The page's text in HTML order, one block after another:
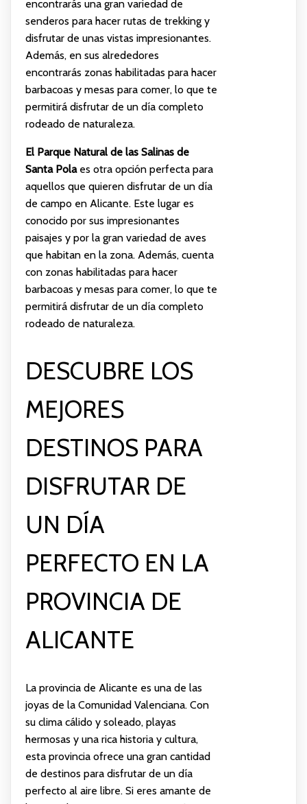
encontrarás una gran variedad de
senderos para hacer rutas de trekking y
disfrutar de unas vistas impresionantes.
Además, en sus alrededores
encontrarás zonas habilitadas para hacer
barbacoas y mesas para comer, lo que te
permitirá disfrutar de un día completo
rodeado de naturaleza.
El Parque Natural de las Salinas de
Santa Polaes otra opción perfecta para
aquellos que quieren disfrutar de un día
de campo en Alicante. Este lugar es
conocido por sus impresionantes
paisajes y por la gran variedad de aves
que habitan en la zona. Además, cuenta
con zonas habilitadas para hacer
barbacoas y mesas para comer, lo que te
permitirá disfrutar de un día completo
rodeado de naturaleza.
DESCUBRE LOS
MEJORES
DESTINOS PARA
DISFRUTAR DE
UN DÍA
PERFECTO EN LA
PROVINCIA DE
ALICANTE
La provincia de Alicante es una de las
joyas de la Comunidad Valenciana. Con
su clima cálido y soleado, playas
hermosas y una rica historia y cultura,
esta provincia ofrece una gran cantidad
de destinos para disfrutar de un día
perfecto al aire libre. Si eres amante de